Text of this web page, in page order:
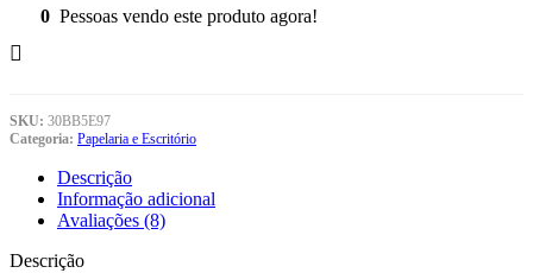
0 Pessoas vendo este produto agora!
SKU: 30BB5E97
Categoria: Papelaria e Escritório
Descrição
Informação adicional
Avaliações (8)
Descrição